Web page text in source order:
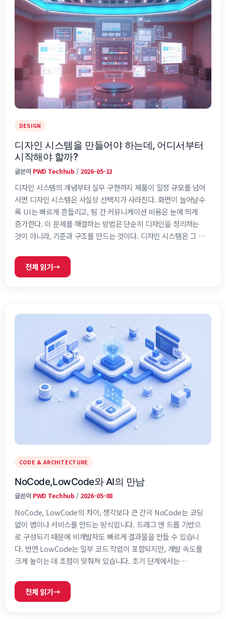
DESIGN
디자인 시스템을 만들어야 하는데, 어디서부터
시작해야 할까?
글쓴이 PWD Techhub / 2026-05-13
디자인 시스템의 개념부터 실무 구현까지 제품이 일정 규모를 넘어
서면 디자인 시스템은 사실상 선택지가 사라진다. 화면이 늘어날수
록 UI는 빠르게 흔들리고, 팀 간 커뮤니케이션 비용은 눈에 띄게
증가한다. 이 문제를 해결하는 방법은 단순히 디자인을 정리하는
것이 아니라, 기준과 구조를 만드는 것이다. 디자인 시스템은 그 기
모음이 아니다 디자인 시스템은 버튼, 색상, 폰트를 모아둔 라이브
러리가 아니다. 그것은 제품 전반에서 일관된 경험을 유지하기 위
전체 읽기→
CODE & ARCHITECTURE
NoCode,LowCode와 AI의 만남
글쓴이 PWD Techhub / 2026-05-08
NoCode, LowCode의 차이, 생각보다 큰 간극 NoCode는 코딩
없이 앱이나 서비스를 만드는 방식입니다. 드래그 앤 드롭 기반으
로 구성되기 때문에 비개발자도 빠르게 결과물을 만들 수 있습니
다. 반면 LowCode는 일부 코드 작업이 포함되지만, 개발 속도를
크게 높이는 데 초점이 맞춰져 있습니다. 초기 단계에서는
스트할 수 있기 때문입니다. 하지만 구조가 복잡해지는 순간 한계
가 빠르게 드러납니다. LowCode는 처음에는 진입 장벽이 있지만,
전체 읽기→